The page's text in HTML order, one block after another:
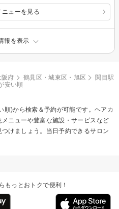
ニューを見る
報を表示
阪府 鶴見区・城東区・旭区
関目駅
安い順
順)から検索＆予約が可能です。ヘアカ
ニューや豊富な施設・サービスなど
けましょう。当日予約できるサロン
もっとおトクで便利！